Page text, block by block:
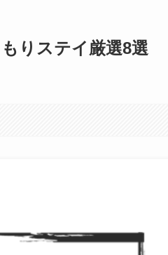
りステイ厳選8選